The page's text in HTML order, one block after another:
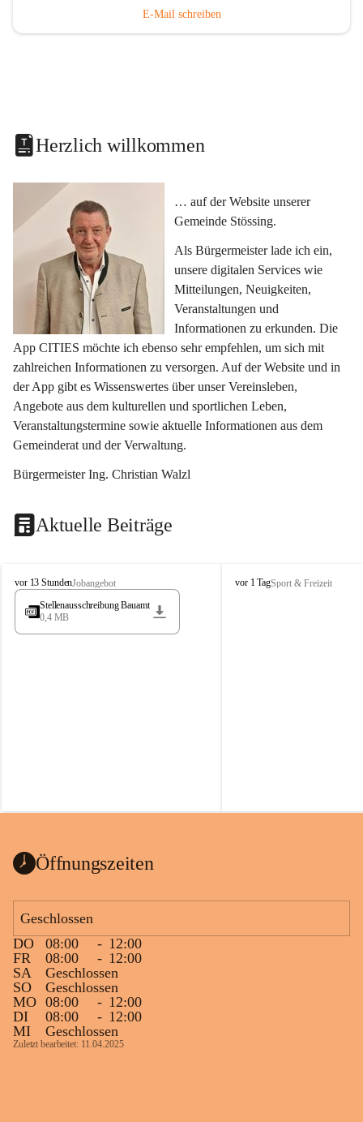
E-Mail schreiben
Herzlich willkommen
… auf der Website unserer
Gemeinde Stössing.
Als Bürgermeister lade ich ein,
unsere digitalen Services wie
Mitteilungen, Neuigkeiten,
Veranstaltungen und
Informationen zu erkunden. Die
App CITIES möchte ich ebenso sehr empfehlen, um sich mit
zahlreichen Informationen zu versorgen. Auf der Website und in
der App gibt es Wissenswertes über unser Vereinsleben,
Angebote aus dem kulturellen und sportlichen Leben,
Veranstaltungstermine sowie aktuelle Informationen aus dem
Gemeinderat und der Verwaltung.
Bürgermeister Ing. Christian Walzl
Aktuelle Beiträge
S
t
s
vor 13 StundenJobangebot
Stellenausschreibung Bauamt
0,4 MB
S
vor 1 TagSport & Freizeit
Öffnungszeiten
Geschlossen
DO
08:00 - 12:00
FR
08:00 - 12:00
SA
Geschlossen
SO
Geschlossen
MO 08:00 - 12:00
DI
08:00 - 12:00
MI
Geschlossen
Zuletzt bearbeitet: 11.04.2025